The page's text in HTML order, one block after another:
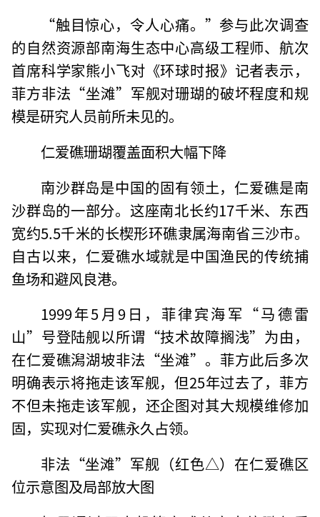
“触目惊心，令人心痛。”参与此次调查
的自然资源部南海生态中心高级工程师、航次
首席科学家熊小飞对《环球时报》记者表示，
菲方非法“坐滩”军舰对珊瑚的破坏程度和规
模是研究人员前所未见的。
仁爱礁珊瑚覆盖面积大幅下降
南沙群岛是中国的固有领土，仁爱礁是南
沙群岛的一部分。这座南北长约17千米、东西
宽约5.5千米的长楔形环礁隶属海南省三沙市。
自古以来，仁爱礁水域就是中国渔民的传统捕
鱼场和避风良港。
1999年5月9日，菲律宾海军“马德雷
山”号登陆舰以所谓“技术故障搁浅”为由，
在仁爱礁潟湖坡非法“坐滩”。菲方此后多次
明确表示将拖走该军舰，但25年过去了，菲方
不但未拖走该军舰，还企图对其大规模维修加
固，实现对仁爱礁永久占领。
非法“坐滩”军舰（红色△）在仁爱礁区
位示意图及局部放大图